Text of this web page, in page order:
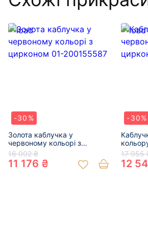
-30%
Золота каблучка у
червоному кольорі з
цирконом 01-200155587
16 002 ₴
11 176 ₴
-30%
17 955
12